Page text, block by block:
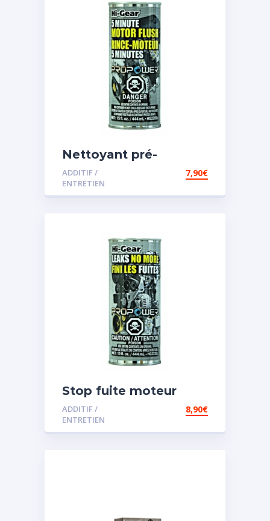
Nettoyant pré-
vidange
ADDITIF /
ENTRETIEN
7,90€
Stop fuite moteur
ADDITIF /
ENTRETIEN
8,90€